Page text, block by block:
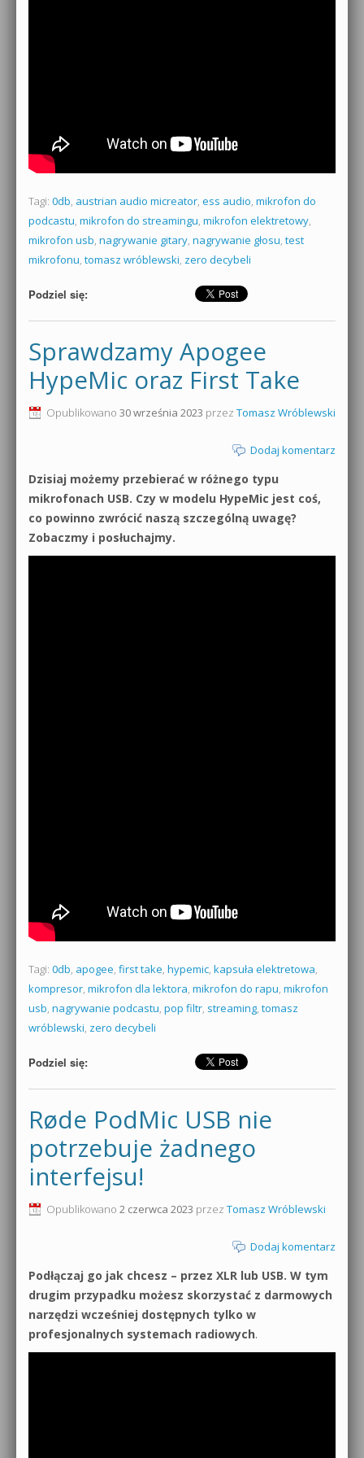
Tagi: 0db, austrian audio micreator, ess audio, mikrofon do
podcastu, mikrofon do streamingu, mikrofon elektretowy,
mikrofon usb, nagrywanie gitary, nagrywanie głosu, test
mikrofonu, tomasz wróblewski, zero decybeli
Podziel się:
Sprawdzamy Apogee
HypeMic oraz First Take
Opublikowano 30 września 2023 przez Tomasz Wróblewski
Dodaj komentarz
Dzisiaj możemy przebierać w różnego typu
mikrofonach USB. Czy w modelu HypeMic jest coś,
co powinno zwrócić naszą szczególną uwagę?
Zobaczmy i posłuchajmy.
Tagi: 0db, apogee, first take, hypemic, kapsuła elektretowa,
kompresor, mikrofon dla lektora, mikrofon do rapu, mikrofon
usb, nagrywanie podcastu, pop filtr, streaming, tomasz
wróblewski, zero decybeli
Podziel się:
Røde PodMic USB nie
potrzebuje żadnego
interfejsu!
Opublikowano 2 czerwca 2023 przez Tomasz Wróblewski
Dodaj komentarz
Podłączaj go jak chcesz – przez XLR lub USB. W tym
drugim przypadku możesz skorzystać z darmowych
narzędzi wcześniej dostępnych tylko w
profesjonalnych systemach radiowych.